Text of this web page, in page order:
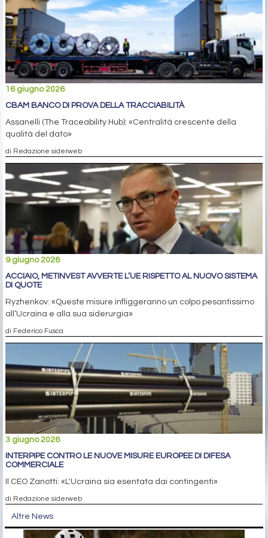
16 giugno 2026
CBAM BANCO DI PROVA DELLA TRACCIABILITÀ
Assanelli (The Traceability Hub): «Centralità crescente della
qualità del dato»
di Redazione siderweb
9 giugno 2026
ACCIAIO, METINVEST AVVERTE L’UE RISPETTO AL NUOVO SISTEMA
DI QUOTE
Ryzhenkov: «Queste misure infliggeranno un colpo pesantissimo
all’Ucraina e alla sua siderurgia»
di Federico Fusca
3 giugno 2026
INTERPIPE CONTRO LE NUOVE MISURE EUROPEE DI DIFESA
COMMERCIALE
Il CEO Zanotti: «L'Ucraina sia esentata dai contingenti»
di Redazione siderweb
Altre News